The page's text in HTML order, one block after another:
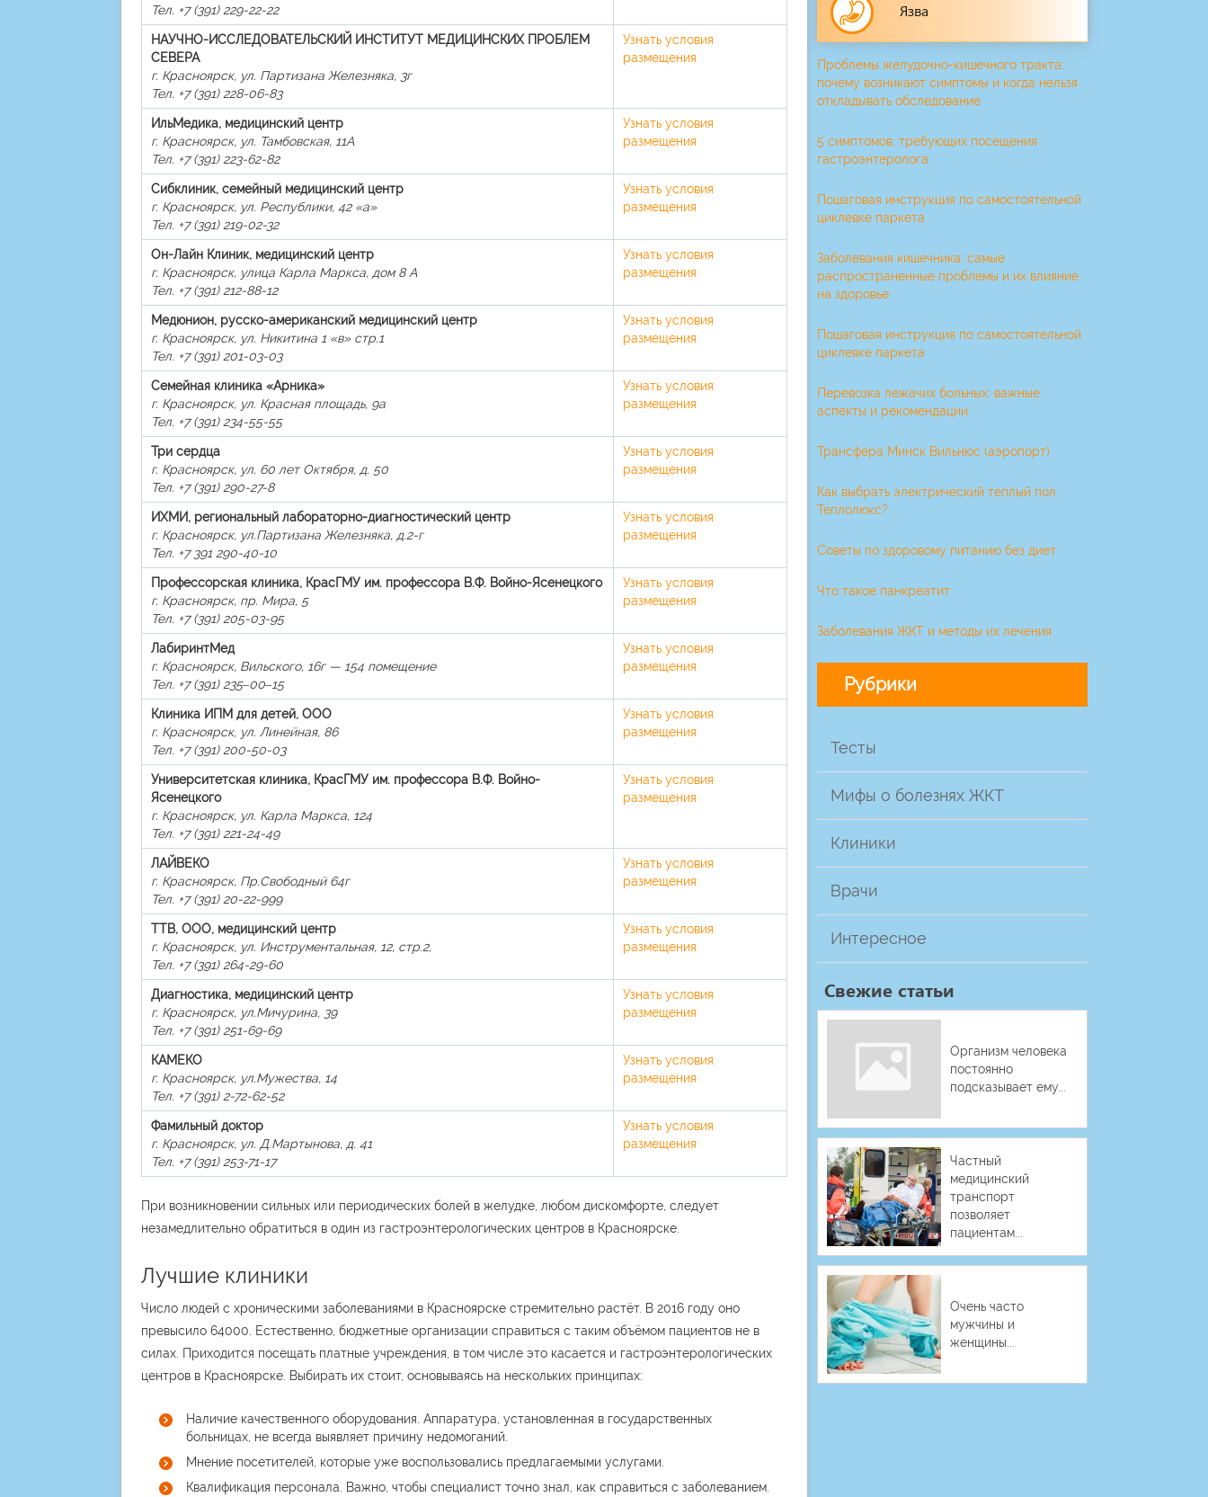
Тел. +7 (391) 229-22-22
НАУЧНО-ИССЛЕДОВАТЕЛЬСКИЙ ИНСТИТУТ МЕДИЦИНСКИХ ПРОБЛЕМ
СЕВЕРА
г. Красноярск, ул. Партизана Железняка, 3г
Тел. +7 (391) 228-06-83
Узнать условия
размещения
ИльМедика, медицинский центр
г. Красноярск, ул. Тамбовская, 11А
Тел. +7 (391) 223-62-82
Узнать условия
размещения
Сибклиник, семейный медицинский центр
г. Красноярск, ул. Республики, 42 «а»
Тел. +7 (391) 219-02-32
Узнать условия
размещения
Он-Лайн Клиник, медицинский центр
г. Красноярск, улица Карла Маркса, дом 8 А
Тел. +7 (391) 212-88-12
Узнать условия
размещения
Медюнион, русско-американский медицинский центр
г. Красноярск, ул. Никитина 1 «в» стр.1
Тел. +7 (391) 201-03-03
Узнать условия
размещения
Семейная клиника «Арника»
г. Красноярск, ул. Красная площадь, 9а
Тел. +7 (391) 234-55-55
Узнать условия
размещения
Три сердца
г. Красноярск, ул. 60 лет Октября, д. 50
Тел. +7 (391) 290-27-8
Узнать условия
размещения
ИХМИ, региональный лабораторно-диагностический центр
г. Красноярск, ул.Партизана Железняка, д.2-г
Тел. +7 391 290-40-10
Узнать условия
размещения
Профессорская клиника, КрасГМУ им. профессора В.Ф. Войно-Ясенецкого
г. Красноярск, пр. Мира, 5
Тел. +7 (391) 205-03-95
Узнать условия
размещения
ЛабиринтМед
г. Красноярск, Вильского, 16г — 154 помещение
Тел. +7 (391) 235‒00‒15
Узнать условия
размещения
Клиника ИПМ для детей, ООО
г. Красноярск, ул. Линейная, 86
Тел. +7 (391) 200-50-03
Узнать условия
размещения
Университетская клиника, КрасГМУ им. профессора В.Ф. Войно-
Ясенецкого
г. Красноярск, ул. Карла Маркса, 124
Тел. +7 (391) 221-24-49
Узнать условия
размещения
ЛАЙВЕКО
г. Красноярск, Пр.Свободный 64г
Тел. +7 (391) 20-22-999
Узнать условия
размещения
ТТВ, ООО, медицинский центр
г. Красноярск, ул. Инструментальная, 12, стр.2,
Тел. +7 (391) 264-29-60
Узнать условия
размещения
Диагностика, медицинский центр
г. Красноярск, ул.Мичурина, 39
Тел. +7 (391) 251-69-69
Узнать условия
размещения
КАМЕКО
г. Красноярск, ул.Мужества, 14
Тел. +7 (391) 2-72-62-52
Узнать условия
размещения
Фамильный доктор
г. Красноярск, ул. Д.Мартынова, д. 41
Тел. +7 (391) 253-71-17
Узнать условия
размещения
При возникновении сильных или периодических болей в желудке, любом дискомфорте, следует
незамедлительно обратиться в один из гастроэнтерологических центров в Красноярске.
Лучшие клиники
Число людей с хроническими заболеваниями в Красноярске стремительно растёт. В 2016 году оно
превысило 64000. Естественно, бюджетные организации справиться с таким объёмом пациентов не в
силах. Приходится посещать платные учреждения, в том числе это касается и гастроэнтерологических
центров в Красноярске. Выбирать их стоит, основываясь на нескольких принципах:
Наличие качественного оборудования. Аппаратура, установленная в государственных
больницах, не всегда выявляет причину недомоганий.
Мнение посетителей, которые уже воспользовались предлагаемыми услугами.
Квалификация персонала. Важно, чтобы специалист точно знал, как справиться с заболеванием.
Язва
Проблемы желудочно-кишечного тракта:
почему возникают симптомы и когда нельзя
откладывать обследование
5 симптомов, требующих посещения
гастроэнтеролога
Пошаговая инструкция по самостоятельной
циклевке паркета
Заболевания кишечника: самые
распространенные проблемы и их влияние
на здоровье
Пошаговая инструкция по самостоятельной
циклевке паркета
Перевозка лежачих больных: важные
аспекты и рекомендации
Трансфера Минск Вильнюс (аэропорт)
Как выбрать электрический теплый пол
Теплолюкс?
Советы по здоровому питанию без диет
Что такое панкреатит
Заболевания ЖКТ и методы их лечения
Рубрики
Тесты
Мифы о болезнях ЖКТ
Клиники
Врачи
Интересное
Свежие статьи
Организм человека
постоянно
подсказывает ему...
Частный
медицинский
транспорт
позволяет
пациентам...
Очень часто
мужчины и
женщины...